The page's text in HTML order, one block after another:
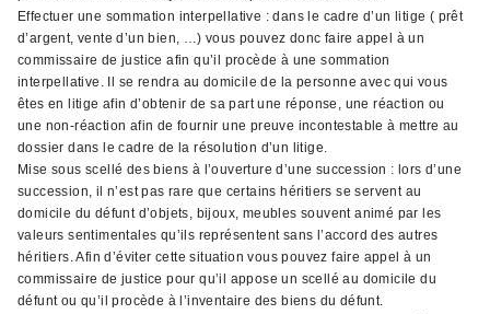
Effectuer une sommation interpellative : dans le cadre d’un litige ( prêt
d’argent, vente d’un bien, …) vous pouvez donc faire appel à un
commissaire de justice afin qu’il procède à une sommation
interpellative. Il se rendra au domicile de la personne avec qui vous
êtes en litige afin d’obtenir de sa part une réponse, une réaction ou
une non-réaction afin de fournir une preuve incontestable à mettre au
dossier dans le cadre de la résolution d’un litige.
Mise sous scellé des biens à l’ouverture d’une succession : lors d’une
succession, il n’est pas rare que certains héritiers se servent au
domicile du défunt d’objets, bijoux, meubles souvent animé par les
valeurs sentimentales qu’ils représentent sans l’accord des autres
héritiers. Afin d’éviter cette situation vous pouvez faire appel à un
commissaire de justice pour qu’il appose un scellé au domicile du
défunt ou qu’il procède à l’inventaire des biens du défunt.